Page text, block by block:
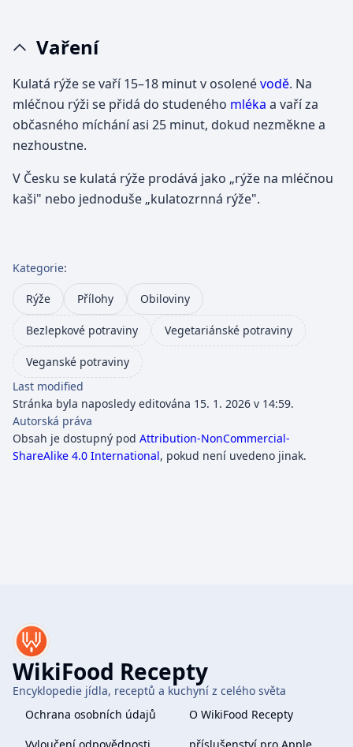
Vaření
Kulatá rýže se vaří 15–18 minut v osolenévodě. Na
mléčnou rýži se přidá do studeného mléka a vaří za
občasného míchání asi 25 minut, dokud nezměkne a
nezhoustne.
V Česku se kulatá rýže prodává jako „rýže na mléčnou
kaši" nebo jednoduše „kulatozrnná rýže".
Kategorie:
Rýže Přílohy Obiloviny
Bezlepkové potraviny Vegetariánské potraviny
Veganské potraviny
Last modified
Stránka byla naposledy editována 15. 1. 2026 v 14:59.
Autorská práva
Obsah je dostupný pod Attribution-NonCommercial-
ShareAlike 4.0 International, pokud není uvedeno jinak.
WikiFood Recepty
Encyklopedie jídla, receptů a kuchyní z celého světa
Ochrana osobních údajů
O WikiFood Recepty